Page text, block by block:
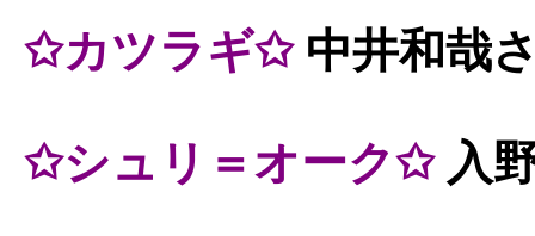
✩カツラギ✩中井和哉
✩シュリ＝オーク✩入